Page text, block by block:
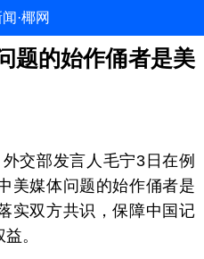
·椰网
题的始作俑者是美
交部发言人毛宁3日在例
美媒体问题的始作俑者是
实双方共识，保障中国记
。